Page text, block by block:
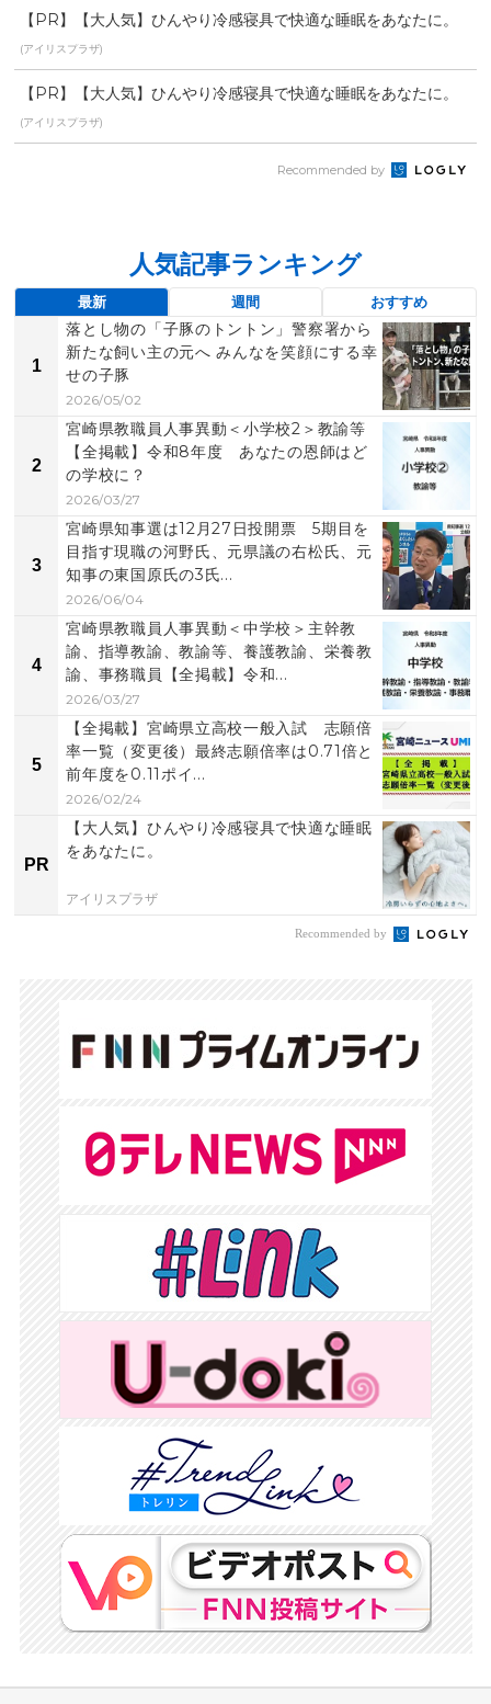
【PR】【大人気】ひんやり冷感寝具で快適な睡眠をあなたに。
(アイリスプラザ)
【PR】【大人気】ひんやり冷感寝具で快適な睡眠をあなたに。
(アイリスプラザ)
Recommended by
人気記事ランキング
最新 週間 おすすめ
1
落とし物の「子豚のトントン」警察署から
新たな飼い主の元へ みんなを笑顔にする幸
せの子豚
2026/05/02
2
宮崎県教職員人事異動＜小学校2＞教諭等
【全掲載】令和8年度 あなたの恩師はど
の学校に？
2026/03/27
3
宮崎県知事選は12月27日投開票 5期目を
目指す現職の河野氏、元県議の右松氏、元
知事の東国原氏の3氏...
2026/06/04
4
宮崎県教職員人事異動＜中学校＞主幹教
諭、指導教諭、教諭等、養護教諭、栄養教
諭、事務職員【全掲載】令和...
2026/03/27
5
【全掲載】宮崎県立高校一般入試 志願倍
率一覧（変更後）最終志願倍率は0.71倍と
前年度を0.11ポイ...
2026/02/24
PR
【大人気】ひんやり冷感寝具で快適な睡眠
をあなたに。
アイリスプラザ
Recommended by